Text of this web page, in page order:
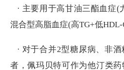
· 主要用于高甘油三酯血症(
混合型高脂血症(高TG+低HDL-
· 对于合并2型糖尿病、非
者，佩玛贝特可作为他汀类